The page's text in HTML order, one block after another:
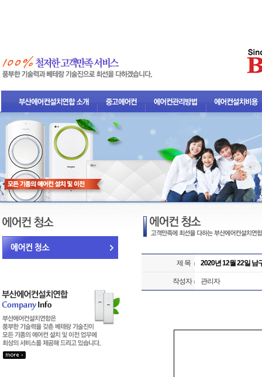
제 목 2020년 12월 22일 남
작성자 관리자